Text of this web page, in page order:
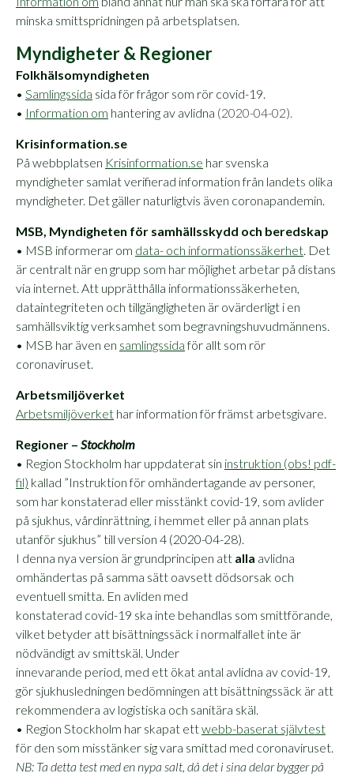
minska smittspridningen på arbetsplatsen.
Myndigheter & Regioner
Folkhälsomyndigheten
• Samlingssida sida för frågor som rör covid-19.
• Information om hantering av avlidna (2020-04-02).
Krisinformation.se
På webbplatsen Krisinformation.se har svenska
myndigheter samlat verifierad information från landets olika
myndigheter. Det gäller naturligtvis även coronapandemin.
MSB, Myndigheten för samhällsskydd och beredskap
• MSB informerar om data- och informationssäkerhet. Det
är centralt när en grupp som har möjlighet arbetar på distans
via internet. Att upprätthålla informationssäkerheten,
dataintegriteten och tillgängligheten är ovärderligt i en
samhällsviktig verksamhet som begravningshuvudmännens.
• MSB har även en samlingssidaför allt som rör
coronaviruset.
Arbetsmiljöverket
Arbetsmiljöverket har information för främst arbetsgivare.
Regioner – Stockholm
• Region Stockholm har uppdaterat sin instruktion (obs! pdf-
fil) kallad ”Instruktion för omhändertagande av personer,
som har konstaterad eller misstänkt covid-19, som avlider
på sjukhus, vårdinrättning, i hemmet eller på annan plats
utanför sjukhus” till version 4 (2020-04-28).
I denna nya version är grundprincipen att alla avlidna
omhändertas på samma sätt oavsett dödsorsak och
eventuell smitta. En avliden med
konstaterad covid-19 ska inte behandlas som smittförande,
vilket betyder att bisättningssäck i normalfallet inte är
nödvändigt av smittskäl. Under
innevarande period, med ett ökat antal avlidna av covid-19,
gör sjukhusledningen bedömningen att bisättningssäck är att
rekommendera av logistiska och sanitära skäl.
• Region Stockholm har skapat ettwebb-baserat självtest
för den som misstänker sig vara smittad med coronaviruset.
NB: Ta detta test med en nypa salt, då det i sina delar bygger på